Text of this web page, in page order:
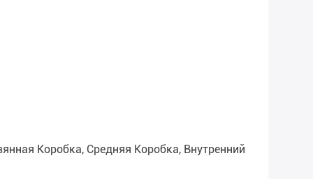
Коробка, Средняя Коробка, Внутренний